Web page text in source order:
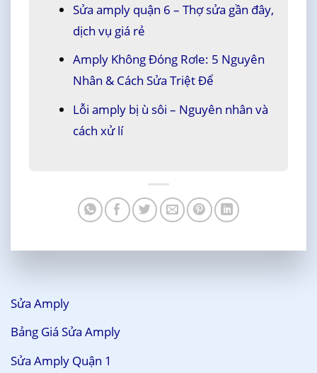
Sửa amply quận 6 – Thợ sửa gần đây,
dịch vụ giá rẻ
Amply Không Đóng Rơle: 5 Nguyên
Nhân & Cách Sửa Triệt Để
Lỗi amply bị ù sôi – Nguyên nhân và
cách xử lí
Sửa Amply
Bảng Giá Sửa Amply
Sửa Amply Quận 1